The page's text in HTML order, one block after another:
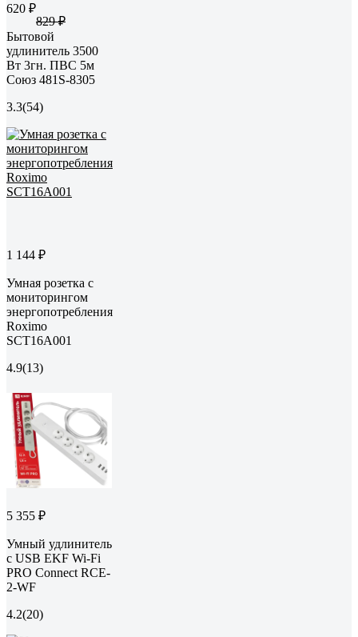
620 ₽
829 ₽
Бытовой
удлинитель 3500
Вт 3гн. ПВС 5м
Союз 481S-8305
3.3(54)
1 144 ₽
Умная розетка с
мониторингом
энергопотребления
Roximo
SCT16A001
4.9(13)
5 355 ₽
Умный удлинитель
c USB EKF Wi-Fi
PRO Connect RCE-
2-WF
4.2(20)